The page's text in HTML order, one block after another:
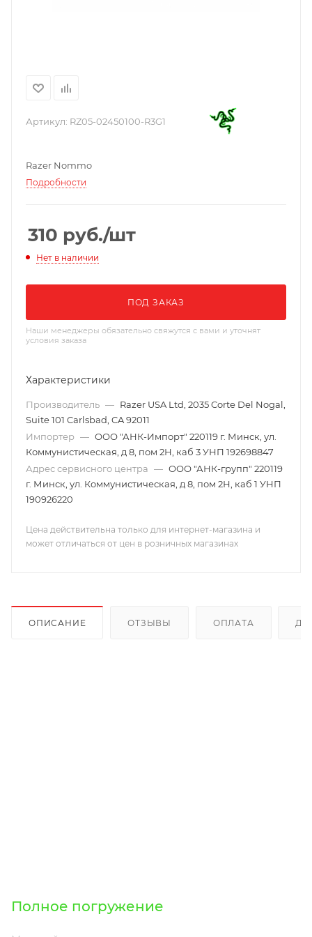
Артикул: RZ05-02450100-R3G1
Razer Nommo
Подробности
310 руб./шт
Нет в наличии
ПОД ЗАКАЗ
Наши менеджеры обязательно свяжутся с вами и уточнят
условия заказа
Характеристики
Производитель — Razer USA Ltd, 2035 Corte Del Nogal,
Suite 101 Carlsbad, CA 92011
Импортер — ООО "АНК-Импорт" 220119 г. Минск, ул.
Коммунистическая, д 8, пом 2Н, каб 3 УНП 192698847
Адрес сервисного центра — ООО "АНК-групп" 220119
г. Минск, ул. Коммунистическая, д 8, пом 2Н, каб 1 УНП
190926220
Цена действительна только для интернет-магазина и
может отличаться от цен в розничных магазинах
ОПИСАНИЕ ОТЗЫВЫ ОПЛАТА
Полное погружение